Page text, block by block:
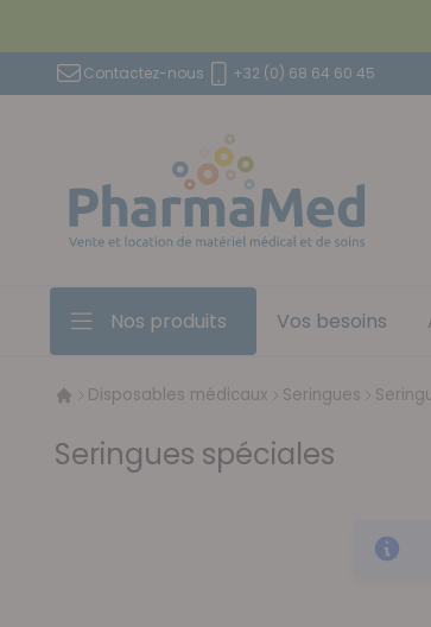
Aller au contenu
Contactez-nous +32 (0) 68 64 60 45
Nos produits Vos besoins
Disposables médicaux Seringues
Seringues spéciales